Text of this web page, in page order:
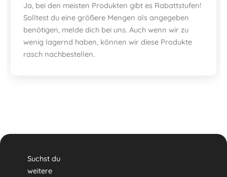
Ja, bei den meisten Produkten gibt es Rabattstufen!
Solltest du eine größere Mengen als angegeben
benötigen, melde dich bei uns. Auch wenn wir zu
wenig lagernd haben, können wir diese Produkte
rasch nachbestellen.
Suchst du
weitere